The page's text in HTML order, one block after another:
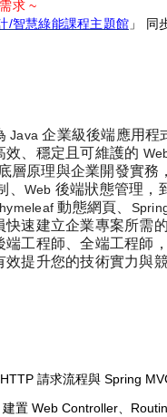
求 ~
/智慧綠能課程主題館 」 同
Java企業級後端應用程
效、穩定且可維護的
底層原理與企業開發實務
、 Web 後端狀態管理，
動態網頁、
速建立企業專案所需的
端工程師、全端工程師
提升您的技術實力與競
HTTP 請求流程與 Spring
建置 Web Controller、